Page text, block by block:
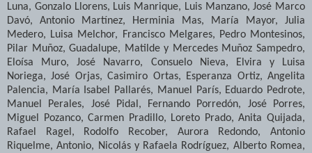
Luna, Gonzalo Llorens, Luis Manrique, Luis Manzano, José Marco
Davó, Antonio Martínez, Herminia Mas, María Mayor, Julia
Medero, Luisa Melchor, Francisco Melgares, Pedro Montesinos,
Pilar Muñoz, Guadalupe, Matilde y Mercedes Muñoz Sampedro,
Eloísa Muro, José Navarro, Consuelo Nieva, Elvira y Luisa
Noriega, José Orjas, Casimiro Ortas, Esperanza Ortiz, Angelita
Palencia, María Isabel Pallarés, Manuel París, Eduardo Pedrote,
Manuel Perales, José Pidal, Fernando Porredón, José Porres,
Miguel Pozanco, Carmen Pradillo, Loreto Prado, Anita Quijada,
Rafael Ragel, Rodolfo Recober, Aurora Redondo, Antonio
Riquelme, Antonio, Nicolás y Rafaela Rodríguez, Alberto Romea,